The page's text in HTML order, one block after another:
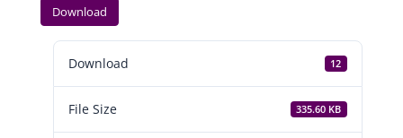
Download
Download 12
File Size 335.60 KB